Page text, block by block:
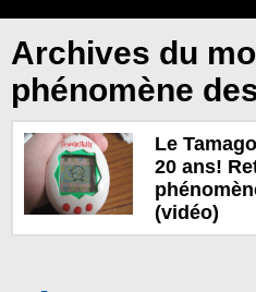
Archives du
phénomène
Le
20 ans!
(vidéo)